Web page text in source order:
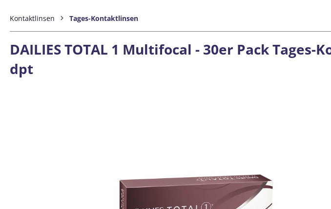
Kontaktlinsen Tages-Kontaktlinsen
DAILIES TOTAL 1 Multifocal - 30er Pack Tages-
dpt